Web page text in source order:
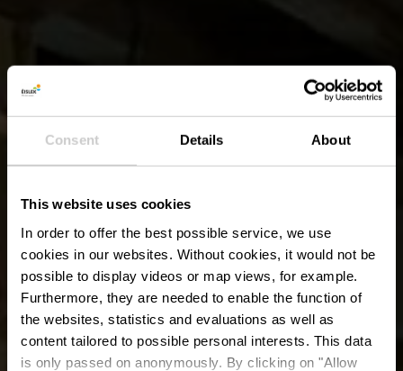
Consent Details About
This website uses cookies
In order to offer the best possible service, we use
cookies in our websites. Without cookies, it would not be
possible to display videos or map views, for example.
Furthermore, they are needed to enable the function of
the websites, statistics and evaluations as well as
content tailored to possible personal interests. This data
is only passed on anonymously. By clicking on "Allow